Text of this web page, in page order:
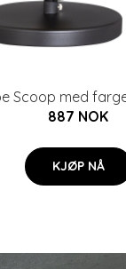
Scoop med
887 NOK
KJØP NÅ